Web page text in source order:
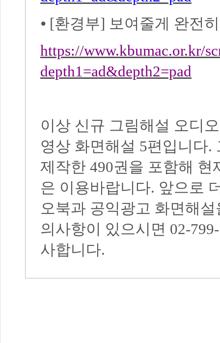
⦁ [환경부] 보여줄게 완전
https://www.kbumac.or.kr/
depth1=ad&depth2=pad
이상 신규 그림해설 오디
영상 화면해설 5편입니다.
제작한 490권을 포함해 현
은 이용바랍니다. 앞으로
오북과 공익광고 화면해
의사항이 있으시면 02-
사합니다.